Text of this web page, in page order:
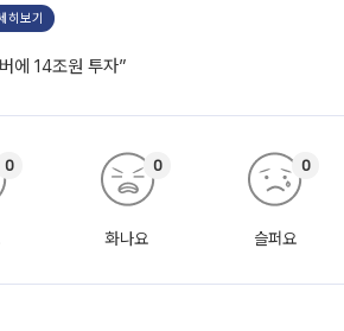
히보기
에 14조원 투자”
0
화나요
0
슬퍼요
0